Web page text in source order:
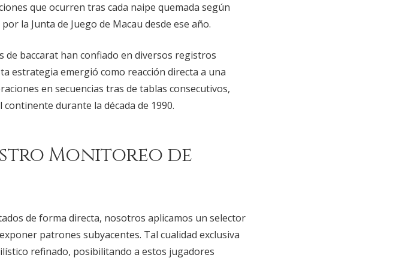
que ocurren tras cada naipe quemada según
la Junta de Juego de Macau desde ese año.
baccarat han confiado en diversos registros
estrategia emergió como reacción directa a una
en secuencias tras de tablas consecutivos,
durante la década de 1990.
Monitoreo de
de forma directa, nosotros aplicamos un selector
patrones subyacentes. Tal cualidad exclusiva
refinado, posibilitando a estos jugadores